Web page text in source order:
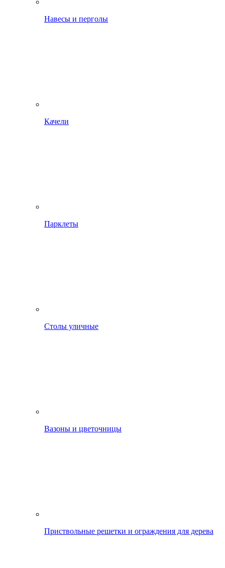
Навесы и перголы
Качели
Парклеты
Столы уличные
Вазоны и цветочницы
Приствольные решетки и ограждения для дерева